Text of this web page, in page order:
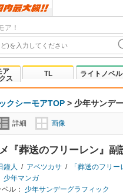
ア！
ア
ス
TL ライトノベル
クシーモアTOP > 少年サンデ
詳細 画像
『葬送のフリーレン』副
鐘人 / アベツカサ /
「葬送のフリ
少年マンガ
ル：
少年サンデーグラフィック